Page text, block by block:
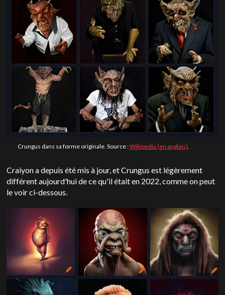
Crungus dans sa forme originale. Source :Wikipedia (en anglais).
Craiyon a depuis été mis à jour, et Crungus est légèrement
différent aujourd'hui de ce qu'il était en 2022, comme on peut
le voir ci-dessous.